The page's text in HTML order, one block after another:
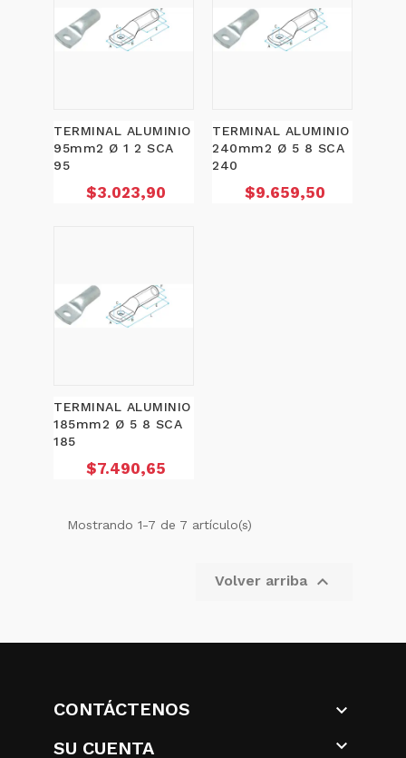
TERMINAL ALUMINIO
95mm2 Ø 1 2 SCA
95
Precio
$3.023,90
TERMINAL ALUMINIO
240mm2 Ø 5 8 SCA
240
Precio
$9.659,50
TERMINAL ALUMINIO
185mm2 Ø 5 8 SCA
185
Precio
$7.490,65
Mostrando 1-7 de 7 artículo(s)
Volver arriba 
CONTÁCTENOS

SU CUENTA
